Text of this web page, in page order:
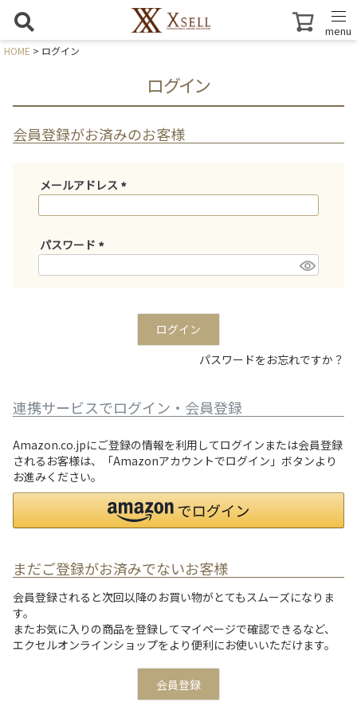
menu
HOME ログイン
ログイン
会員登録がお済みのお客様
メールアドレス
必
)
パスワード
必
ログイン
パスワードをお忘れですか？
連携サービスでログイン・会員登録
Amazon.co.jpにご登録の情報を利用してログインまたは会員登録
されるお客様は、「Amazonアカウントでログイン」ボタンより
お進みください。
まだご登録がお済みでないお客様
会員登録されると次回以降のお買い物がとてもスムーズになりま
す。
またお気に入りの商品を登録してマイページで確認できるなど、
エクセルオンラインショップをより便利にお使いいただけます。
会員登録